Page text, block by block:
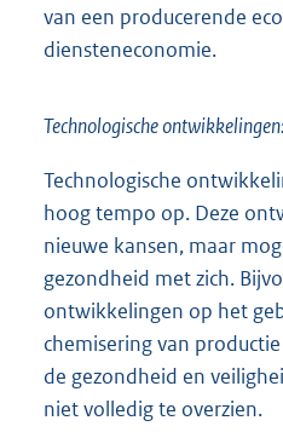
van een producerende
diensteneconomie.
Technologische
Technologische
hoog tempo op. Deze
nieuwe kansen, maar
gezondheid met zich.
ontwikkelingen op het
chemisering van
de gezondheid en
niet volledig te overzien.